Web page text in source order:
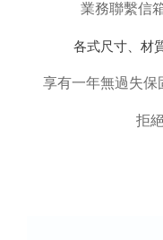
業務聯繫信
各式尺寸、材
享有一年無過失保
拒